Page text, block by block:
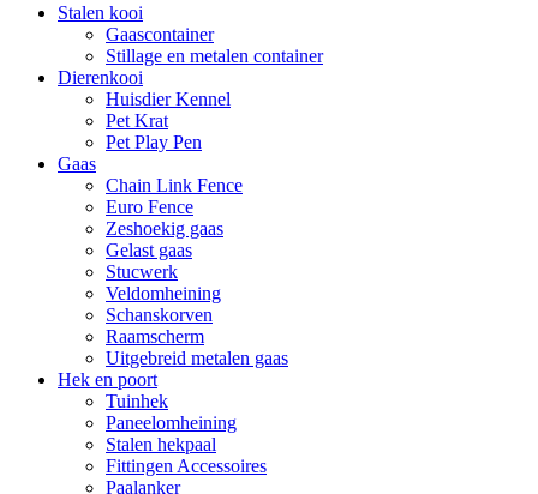
Stalen kooi
Gaascontainer
Stillage en metalen container
Dierenkooi
Huisdier Kennel
Pet Krat
Pet Play Pen
Gaas
Chain Link Fence
Euro Fence
Zeshoekig gaas
Gelast gaas
Stucwerk
Veldomheining
Schanskorven
Raamscherm
Uitgebreid metalen gaas
Hek en poort
Tuinhek
Paneelomheining
Stalen hekpaal
Fittingen Accessoires
Paalanker